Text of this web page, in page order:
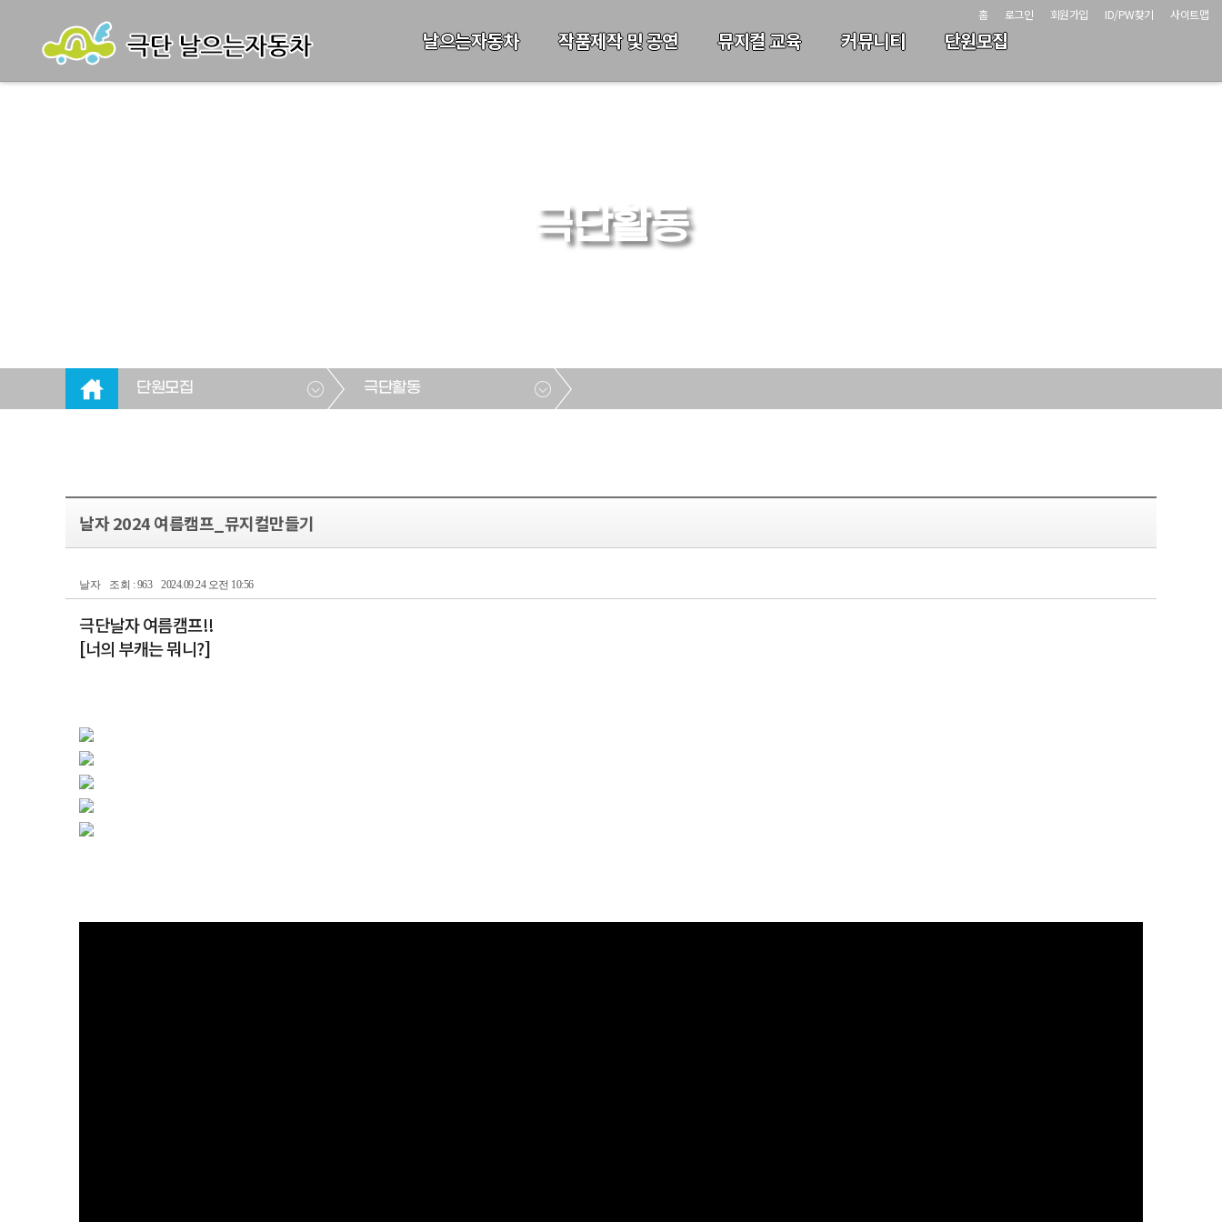
날으는자동차 작품제작 및 공연 뮤지컬 교육 커뮤니티 단원모집
홈 로그인 회원가입 ID/PW찾기 사이트맵
극단활동
단원모집 극단활동
날자 2024 여름캠프_뮤지컬만들기
날자 조회 : 963 2024.09.24 오전 10:56
극단날자 여름캠프!!
[너의 부캐는 뭐니?]